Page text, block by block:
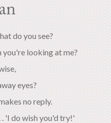
do you see?
you're looking at me?
eyes?
no reply.
. 'I do wish you'd try!'